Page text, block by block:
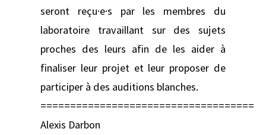
seront reçu·e·s par les membres du
laboratoire travaillant sur des sujets
proches des leurs afin de les aider à
finaliser leur projet et leur proposer de
participer à des auditions blanches.
====================================
Alexis Darbon